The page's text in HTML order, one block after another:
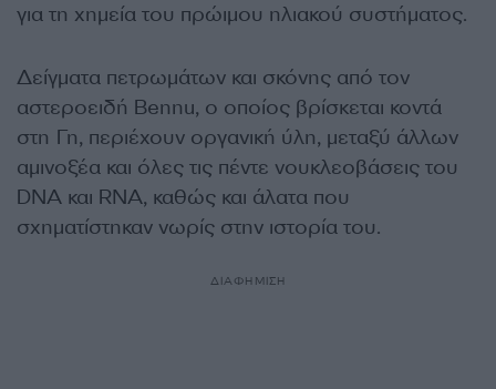
για τη χημεία του πρώιμου ηλιακού συστήματος.
Δείγματα πετρωμάτων και σκόνης από τον
αστεροειδή Bennu, ο οποίος βρίσκεται κοντά
στη Γη, περιέχουν οργανική ύλη, μεταξύ άλλων
αμινοξέα και όλες τις πέντε νουκλεοβάσεις του
DNA και RNA, καθώς και άλατα που
σχηματίστηκαν νωρίς στην ιστορία του.
ΔΙΑΦΗΜΙΣΗ